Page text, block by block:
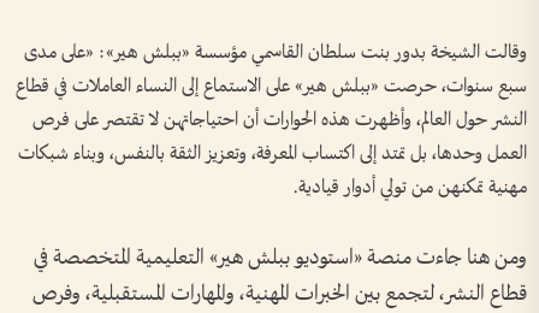
وقالت الشيخة بدور بنت سلطان القاسمي مؤسسة «ببلش هير»: «على مدى
سبع سنوات، حرصت «ببلش هير» على الاستماع إلى النساء العاملات في قطاع
النشر حول العالم، وأظهرت هذه الحوارات أن احتياجاتهن لا تقتصر على فرص
العمل وحدها، بل تمتد إلى اكتساب المعرفة، وتعزيز الثقة بالنفس، وبناء شبكات
مهنية تمكنهن من تولي أدوار قيادية.
ومن هنا جاءت منصة «استوديو ببلش هير» التعليمية المتخصصة في
قطاع النشر، لتجمع بين الخبرات المهنية، والمهارات المستقبلية، وفرص